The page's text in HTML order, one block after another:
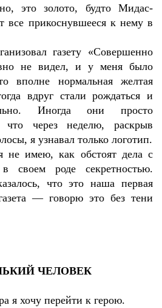
это золото, будто Мидас-
все прикоснувшееся к нему в
газету «Совершенно
не видел, и у меня было
вполне нормальная желтая
вдруг стали рождаться и
Иногда они просто
что через неделю, раскрыв
я узнавал только логотип.
не имею, как обстоят дела с
своем роде секретностью.
что это наша первая
— говорю это без тени
ЧЕЛОВЕК
я хочу перейти к герою.